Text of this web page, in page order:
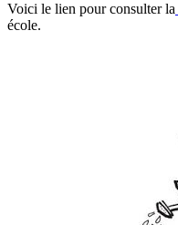
Voici le lien pour consulter la
école.